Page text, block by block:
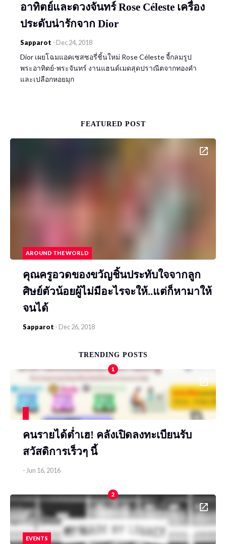
อาทิตย์และดวงจันทร์ Rose Céleste เครื่อง
ประดับน่ารักจาก Dior
Sapparot - Dec 24, 2018
Dior เผยโฉมแอคเซสซอรี่ชิ้นใหม่ Rose Céleste จี้กลมรูป
พระอาทิตย์-พระจันทร์ งานแฮนด์เมดสุดปราณีตจากทองคำ
และเปลือกหอยมุก
FEATURED POST
AROUND THE WORLD
คุณครูอวดของขวัญชิ้นประทับใจจากลูก
ศิษย์ตัวน้อยผู้ไม่มีอะไรจะให้..แต่ก็หามาให้
จนได้
Sapparot - Dec 26, 2018
TRENDING POSTS
1
คนรายได้ต่ำเฮ! คลังเปิดลงทะเบียนรับ
สวัสดิการเร็วๆ นี้
- Jun 16, 2016
2
EVENTS